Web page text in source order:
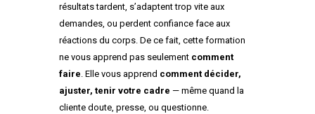
résultats tardent, s’adaptent trop vite aux
demandes, ou perdent confiance face aux
réactions du corps. De ce fait, cette formation
ne vous apprend pas seulement comment
faire . Elle vous apprend comment décider,
ajuster, tenir votre cadre — même quand la
cliente doute, presse, ou questionne.